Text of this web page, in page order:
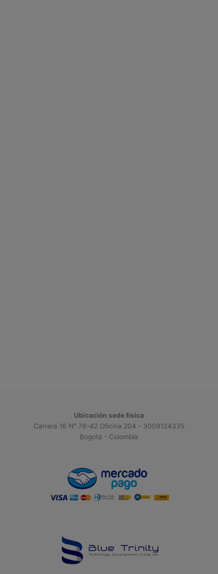
Ubicación sede física
Carrera 16 N° 76-42 Oficina 204 - 3009124335
Bogotá - Colombia